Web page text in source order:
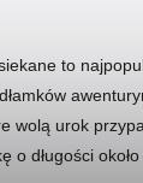
to
wolą urok
o długości